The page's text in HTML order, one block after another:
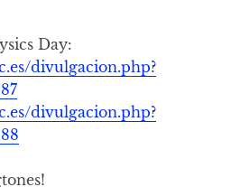
Day:
divulgacion.php?
divulgacion.php?